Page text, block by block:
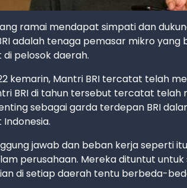
ramai mendapat simpati dan
adalah tenaga pemasar mikro
pelosok daerah.
kemarin, Mantri BRI tercatat telah
BRI di tahun tersebut tercatat telah
sebagai garda terdepan BRI
jawab dan beban kerja seperti
perusahaan. Mereka dituntut untuk
di setiap daerah tentu berbeda-